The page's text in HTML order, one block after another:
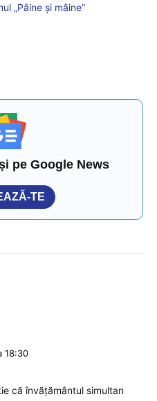
„Pâine și mâine”
pe Google News
TE
18:30
că învățământul simultan